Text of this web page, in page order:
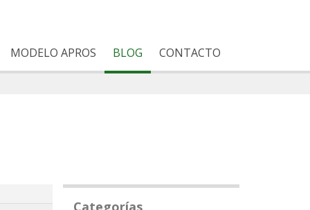
MODELO APROS BLOG CONTACTO
Categorías